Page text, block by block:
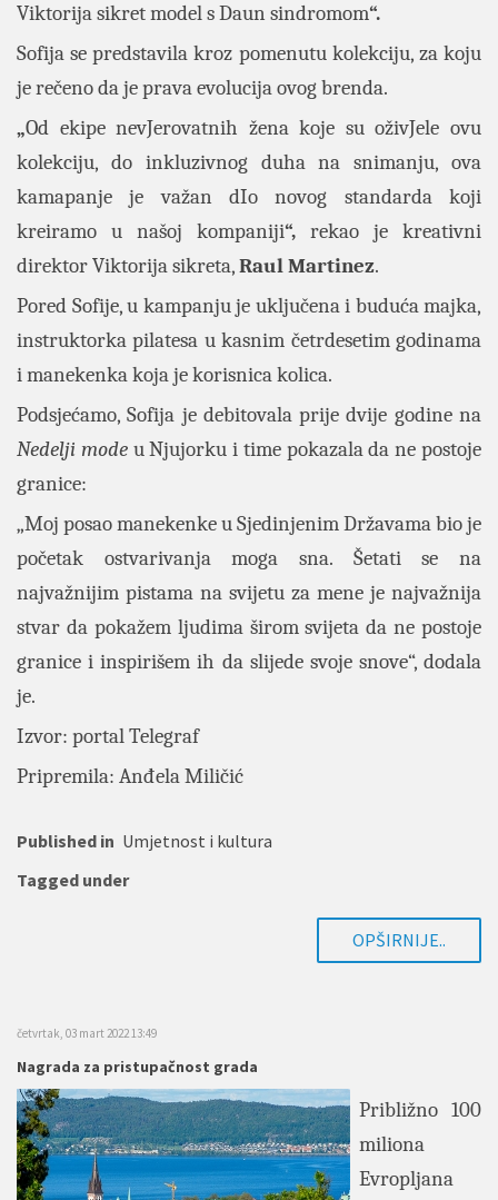
Viktorija sikret model s Daun sindromom“.
Sofija se predstavila kroz pomenutu kolekciju, za koju
je rečeno da je prava evolucija ovog brenda.
„Od ekipe nevJerovatnih žena koje su oživJele ovu
kolekciju, do inkluzivnog duha na snimanju, ova
kamapanje je važan dIo novog standarda koji
kreiramo u našoj kompaniji“, rekao je kreativni
direktor Viktorija sikreta,Raul Martinez.
Pored Sofije, u kampanju je uključena i buduća majka,
instruktorka pilatesa u kasnim četrdesetim godinama
i manekenka koja je korisnica kolica.
Podsjećamo, Sofija je debitovala prije dvije godine na
Nedelji modeu Njujorku i time pokazala da ne postoje
granice:
„Moj posao manekenke u Sjedinjenim Državama bio je
početak ostvarivanja moga sna. Šetati se na
najvažnijim pistama na svijetu za mene je najvažnija
stvar da pokažem ljudima širom svijeta da ne postoje
granice i inspirišem ih da slijede svoje snove“, dodala
je.
Izvor: portalTelegraf
Pripremila: Anđela Miličić
Published in Umjetnost i kultura
Tagged under
OPŠIRNIJE..
četvrtak, 03 mart 2022 13:49
Nagrada za pristupačnost grada
Približno 100
miliona
Evropljana